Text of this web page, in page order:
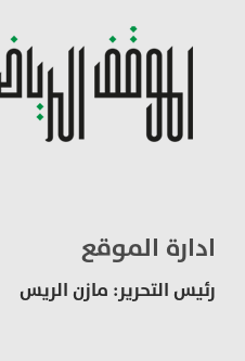
ادارة الموقع
رئيس التحرير: مازن الريس